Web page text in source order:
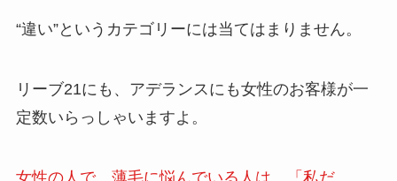
“違い”というカテゴリーには当てはまりません。
リーブ21にも、アデランスにも女性のお客様が一
定数いらっしゃいますよ。
女性の人で、薄毛に悩んでいる人は、「私だ